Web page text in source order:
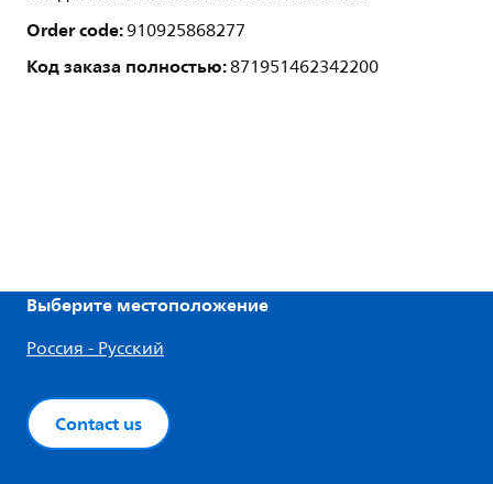
Order code:910925868277
Код заказа полностью:871951462342200
Выберите местоположение
Россия - Русский
Contact us